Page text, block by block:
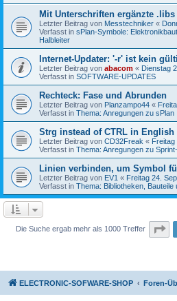
Mit Unterschriften ergänzte
Letzter Beitrag von Messtechniker «
Verfasst in sPlan-Symbole:
Halbleiter
Internet-Updater: '-r' ist kein
Letzter Beitrag von abacom « Dienstag
Verfasst in SOFTWARE-UPDATES
Rechteck: Fase und Abrunden
Letzter Beitrag von Planzampo44 «
Verfasst in Thema: Anregungen zu sPlan
Strg instead of CTRL in English
Letzter Beitrag von CD32Freak «
Verfasst in Thema: Anregungen zu
Linien verbinden, um Symbol
Letzter Beitrag von EV1 « Freitag 24.
Verfasst in Thema: Bibliotheken, Bauteile
Die Suche ergab mehr als 1000 Treffer
ELECTRONIC-SOFWARE-SHOP Foren-